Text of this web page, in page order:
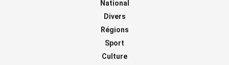
National
Divers
Régions
Sport
Culture